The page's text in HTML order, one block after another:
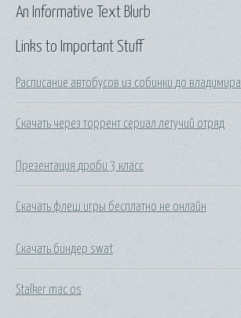
Links to Important Stuff
Расписание автобусов из собинки до владимира
Скачать через торрент сериал летучий отряд
Презентация дроби 3 класс
Скачать флеш игры бесплатно не онлайн
Скачать биндер swat
Stalker mac os
An Informative Text Blurb